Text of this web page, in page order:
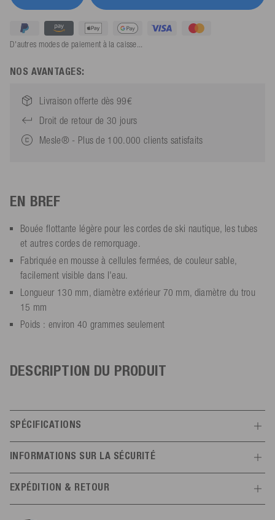
D'autres modes de paiement à la caisse...
NOS AVANTAGES:
Livraison offerte dès 99€
Droit de retour de 30 jours
Mesle® - Plus de 100.000 clients satisfaits
EN BREF
Bouée flottante légère pour les cordes de ski nautique, les tubes
et autres cordes de remorquage.
Fabriquée en mousse à cellules fermées, de couleur sable,
facilement visible dans l'eau.
Longueur 130 mm, diamètre extérieur 70 mm, diamètre du trou
15 mm
Poids : environ 40 grammes seulement
DESCRIPTION DU PRODUIT
SPÉCIFICATIONS
Généralités
matériau 100 % mousse
INFORMATIONS SUR LA SÉCURITÉ
Informations du fabricant
EXPÉDITION & RETOUR